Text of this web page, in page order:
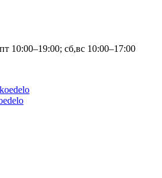
10:00–19:00; сб,вс 10:00–17:00